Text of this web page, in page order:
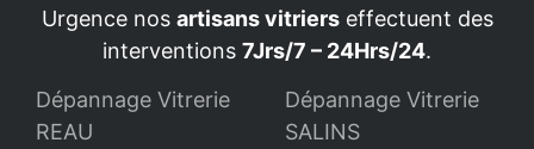
Urgence nos artisans vitrierseffectuent des
interventions 7Jrs/7 – 24Hrs/24.
Dépannage Vitrerie
REAU
Dépannage Vitrerie
SALINS